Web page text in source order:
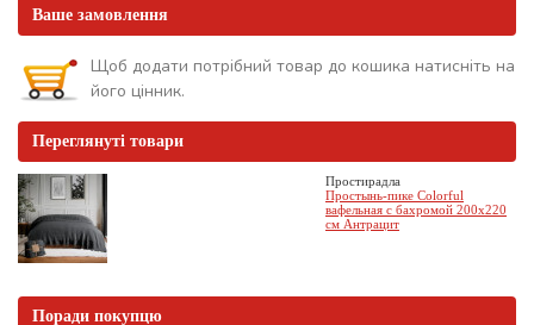
Ваше замовлення
Щоб додати потрібний товар до кошика натисніть на
його цінник.
Переглянуті товари
Простирадла
Простынь-пике Colorful
вафельная с бахромой 200x220
см Антрацит
Поради покупцю